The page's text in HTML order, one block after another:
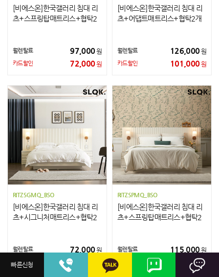
[비에스온]한국갤러리 침대 리
츠+스프링탑매트리스+협탁2
월렌탈료 97,000원
카드할인 72,000원
[비에스온]한국갤러리 침대 리
츠+어댑트매트리스+협탁2개
월렌탈료 126,000원
카드할인 101,000원
RITZSGMQ_BSO
[비에스온]한국갤러리 침대 리
츠+시그니처매트리스+협탁2
월렌탈료 72,000원
카드할인 47,000
RITZSPMQ_BSO
[비에스온]한국갤러리 침대 리
츠+스프링탑매트리스+협탁2
월렌탈료 115,000원
카드할인 90,000 원
빠른신청